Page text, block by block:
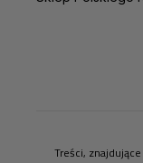
Treści,